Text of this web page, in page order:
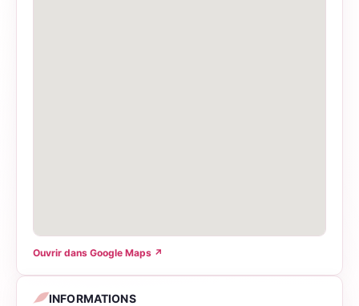
Ouvrir dans Google Maps ↗
INFORMATIONS